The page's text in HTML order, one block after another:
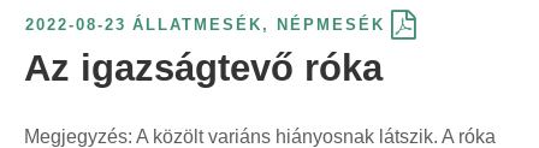
2022-08-23 ÁLLATMESÉK , NÉPMESÉK
Az igazságtevő róka
Megjegyzés: A közölt variáns hiányosnak látszik. A róka